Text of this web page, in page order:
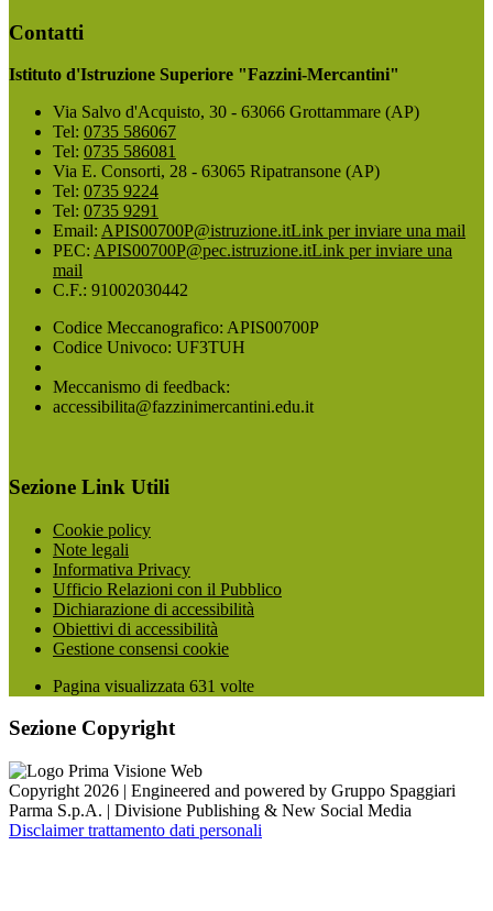
Contatti
Istituto d'Istruzione Superiore "Fazzini-Mercantini"
Via Salvo d'Acquisto, 30 - 63066 Grottammare (AP)
Tel: 0735 586067
Tel: 0735 586081
Via E. Consorti, 28 - 63065 Ripatransone (AP)
Tel: 0735 9224
Tel: 0735 9291
Email: APIS00700P@istruzione.itLink per inviare una mail
PEC: APIS00700P@pec.istruzione.itLink per inviare una
mail
C.F.: 91002030442
Codice Meccanografico: APIS00700P
Codice Univoco: UF3TUH
Meccanismo di feedback:
accessibilita@fazzinimercantini.edu.it
Sezione Link Utili
Cookie policy
Note legali
Informativa Privacy
Ufficio Relazioni con il Pubblico
Dichiarazione di accessibilità
Obiettivi di accessibilità
Gestione consensi cookie
Pagina visualizzata 631 volte
Sezione Copyright
Copyright 2026 | Engineered and powered by Gruppo Spaggiari
Parma S.p.A. | Divisione Publishing & New Social Media
Disclaimer trattamento dati personali